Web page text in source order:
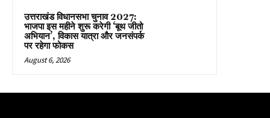
उत्तराखंड विधानसभा चुनाव 2027:
भाजपा इस महीने शुरू करेगी ‘बूथ जीतो
अभियान’, विकास यात्रा और जनसंपर्क
पर रहेगा फोकस
August 6, 2026